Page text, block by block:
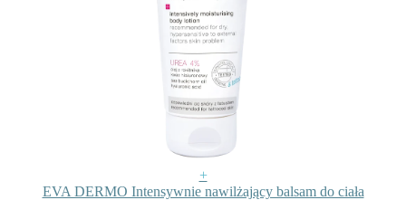
+
EVA DERMO Intensywnie nawilżający balsam do ciała